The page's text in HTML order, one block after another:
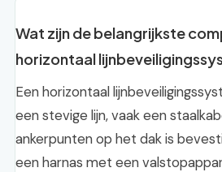
Wat zijn de belangrijkste
horizontaal
Een horizontaal
een stevige lijn, vaak een
ankerpunten op het dak is
een harnas met een